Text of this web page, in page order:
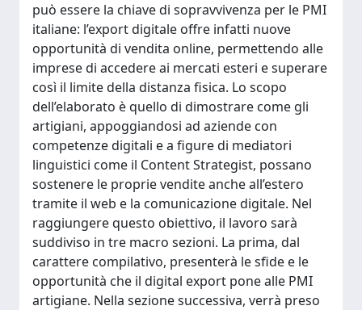
può essere la chiave di sopravvivenza per le PMI
italiane: l’export digitale offre infatti nuove
opportunità di vendita online, permettendo alle
imprese di accedere ai mercati esteri e superare
così il limite della distanza fisica. Lo scopo
dell’elaborato è quello di dimostrare come gli
artigiani, appoggiandosi ad aziende con
competenze digitali e a figure di mediatori
linguistici come il Content Strategist, possano
sostenere le proprie vendite anche all’estero
tramite il web e la comunicazione digitale. Nel
raggiungere questo obiettivo, il lavoro sarà
suddiviso in tre macro sezioni. La prima, dal
carattere compilativo, presenterà le sfide e le
opportunità che il digital export pone alle PMI
artigiane. Nella sezione successiva, verrà preso